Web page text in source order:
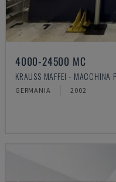
4000-24500 MC
KRAUSS MAFFEI - MACCHINA
GERMANIA 2002